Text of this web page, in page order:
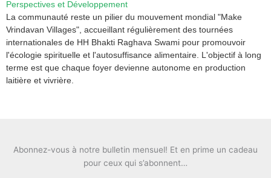
Perspectives et Développement
La communauté reste un pilier du mouvement mondial "Make
Vrindavan Villages", accueillant régulièrement des tournées
internationales de HH Bhakti Raghava Swami pour promouvoir
l'écologie spirituelle et l'autosuffisance alimentaire. L'objectif à long
terme est que chaque foyer devienne autonome en production
laitière et vivrière.
Abonnez-vous à notre bulletin mensuel! Et en prime un cadeau
pour ceux qui s’abonnent…